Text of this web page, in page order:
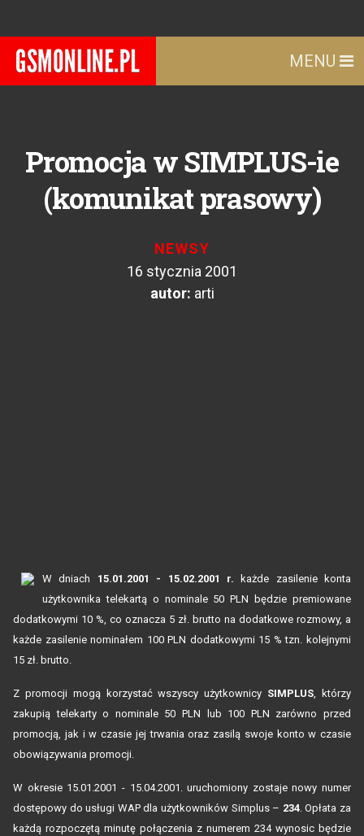
MENU
Promocja w SIMPLUS-ie
(komunikat prasowy)
NEWSY
16 stycznia 2001
autor: arti
W dniach 15.01.2001 - 15.02.2001 r. każde zasilenie konta
użytkownika telekartą o nominale 50 PLN będzie premiowane
dodatkowymi 10 %, co oznacza 5 zł. brutto na dodatkowe rozmowy, a
każde zasilenie nominałem 100 PLN dodatkowymi 15 % tzn. kolejnymi
15 zł. brutto.
Z promocji mogą korzystać wszyscy użytkownicy SIMPLUS, którzy
zakupią telekarty o nominale 50 PLN lub 100 PLN zarówno przed
promocją, jak i w czasie jej trwania oraz zasilą swoje konto w czasie
obowiązywania promocji.
W okresie 15.01.2001 - 15.04.2001. uruchomiony zostaje nowy numer
dostępowy do usługi WAP dla użytkowników Simplus – 234. Opłata za
każdą rozpoczętą minutę połączenia z numerem 234 wynosic będzie